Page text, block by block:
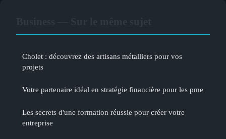
Cholet : découvrez des artisans métalliers pour vos
projets
Votre partenaire idéal en stratégie financière pour les pme
Les secrets d'une formation réussie pour créer votre
entreprise